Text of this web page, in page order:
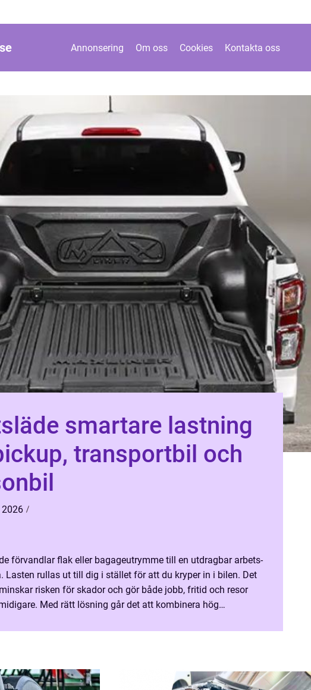
se Annonsering Om oss Cookies Kontakta oss
lastning
transportbil och
förvandlar flak eller bagageutrymme till en utdragbar arbets-
Lasten rullas ut till dig i stället för att du kryper in i bilen. Det
risken för skador och gör både jobb, fritid och resor
Med rätt lösning går det att kombinera hög